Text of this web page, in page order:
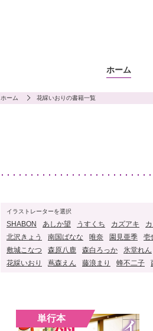
ホーム
ホーム 花綵いおりの書籍一覧
イラストレーターを選択
SHABON あしか望 うすくち カズアキ
北沢きょう
南国ばなな 唯奈 園見亜季 壱
敷城こなつ
森原八鹿 森白ろっか 氷堂れん
花綵いおり
蔦森えん 藤浪まり 蜂不二子